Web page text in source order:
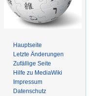
Hauptseite
Letzte Änderungen
Zufällige Seite
Hilfe zu MediaWiki
Impressum
Datenschutz